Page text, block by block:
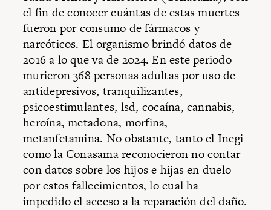
el fin de conocer cuántas de estas muertes
fueron por consumo de fármacos y
narcóticos. El organismo brindó datos de
2016 a lo que va de 2024. En este periodo
murieron 368 personas adultas por uso de
antidepresivos, tranquilizantes,
psicoestimulantes, lsd, cocaína, cannabis,
heroína, metadona, morfina,
metanfetamina. No obstante, tanto el Inegi
como la Conasama reconocieron no contar
con datos sobre los hijos e hijas en duelo
por estos fallecimientos, lo cual ha
impedido el acceso a la reparación del daño.